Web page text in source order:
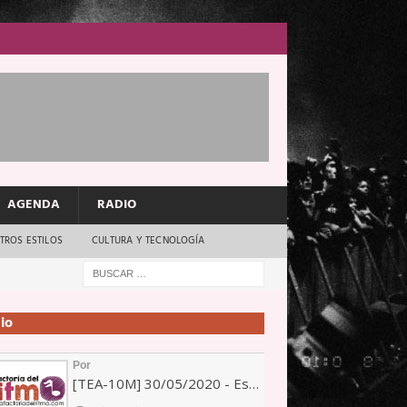
AGENDA RADIO
ESTILOS CULTURA Y TECNOLOGÍA